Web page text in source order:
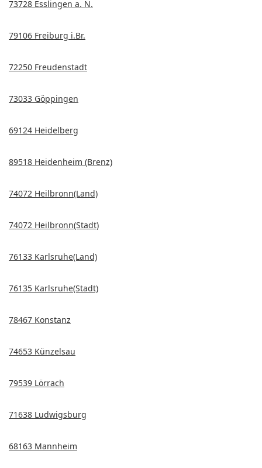
73728 Esslingen a. N.
79106 Freiburg i.Br.
72250 Freudenstadt
73033 Göppingen
69124 Heidelberg
89518 Heidenheim (Brenz)
74072 Heilbronn(Land)
74072 Heilbronn(Stadt)
76133 Karlsruhe(Land)
76135 Karlsruhe(Stadt)
78467 Konstanz
74653 Künzelsau
79539 Lörrach
71638 Ludwigsburg
68163 Mannheim